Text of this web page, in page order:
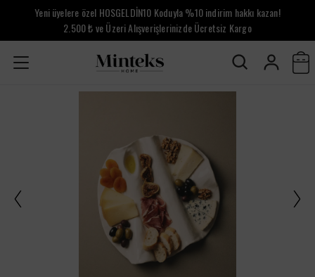
Yeni üyelere özel HOSGELDİN10 Koduyla %10 indirim hakkı kazan!
2.500 ₺ ve Üzeri Alışverişlerinizde Ücretsiz Kargo